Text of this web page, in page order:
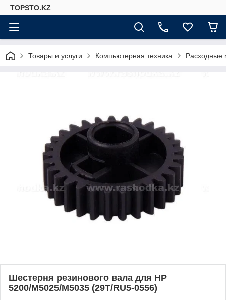
TOPSTO.KZ
Товары и услуги Компьютерная техника Расходные
Шестерня резинового вала для HP
5200/M5025/M5035 (29T/RU5-0556)